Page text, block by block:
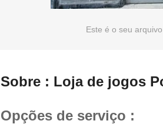
Este é o seu
Sobre : Loja de jogos
Opções de serviço :